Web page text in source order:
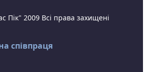
Пік" 2009 Всі права захищені
співпраця